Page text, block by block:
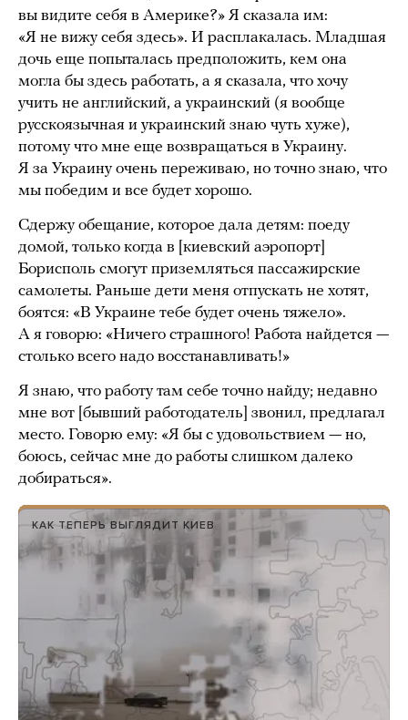
вы видите себя в Америке?» Я сказала им:
«Я не вижу себя здесь». И расплакалась. Младшая
дочь еще попыталась предположить, кем она
могла бы здесь работать, а я сказала, что хочу
учить не английский, а украинский (я вообще
русскоязычная и украинский знаю чуть хуже),
потому что мне еще возвращаться в Украину.
Я за Украину очень переживаю, но точно знаю, что
мы победим и все будет хорошо.
Сдержу обещание, которое дала детям: поеду
домой, только когда в [киевский аэропорт]
Борисполь смогут приземляться пассажирские
самолеты. Раньше дети меня отпускать не хотят,
боятся: «В Украине тебе будет очень тяжело».
А я говорю: «Ничего страшного! Работа найдется —
столько всего надо восстанавливать!»
Я знаю, что работу там себе точно найду; недавно
мне вот [бывший работодатель] звонил, предлагал
место. Говорю ему: «Я бы с удовольствием — но,
боюсь, сейчас мне до работы слишком далеко
добираться».
КАК ТЕПЕРЬ ВЫГЛЯДИТ КИЕВ